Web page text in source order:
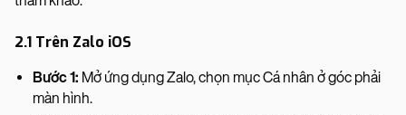
2.1 Trên Zalo iOS
Bước 1: Mở ứng dụng Zalo, chọn mục Cá nhân ở góc phải
màn hình.